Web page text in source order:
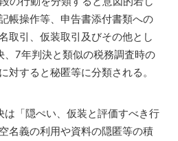
帳操作等、申告書添付書類への
取引、仮装取引及びその他とし
、7年判決と類似の税務調査時の
対すると秘匿等に分類される。
「隠ぺい、仮装と評価すべき行
名義の利用や資料の隠匿等の積